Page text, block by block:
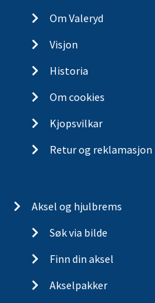
Om Valeryd
Visjon
Historia
Om cookies
Kjopsvilkar
Retur og reklamasjon
Aksel og hjulbrems
Søk via bilde
Finn din aksel
Akselpakker